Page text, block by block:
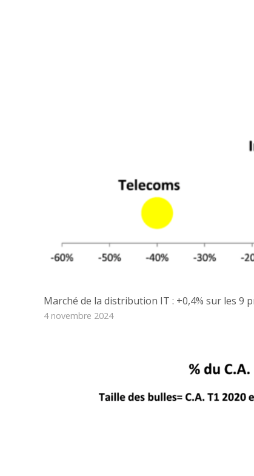
Marché de la distribution IT : +0,4% sur les 9
4 novembre 2024